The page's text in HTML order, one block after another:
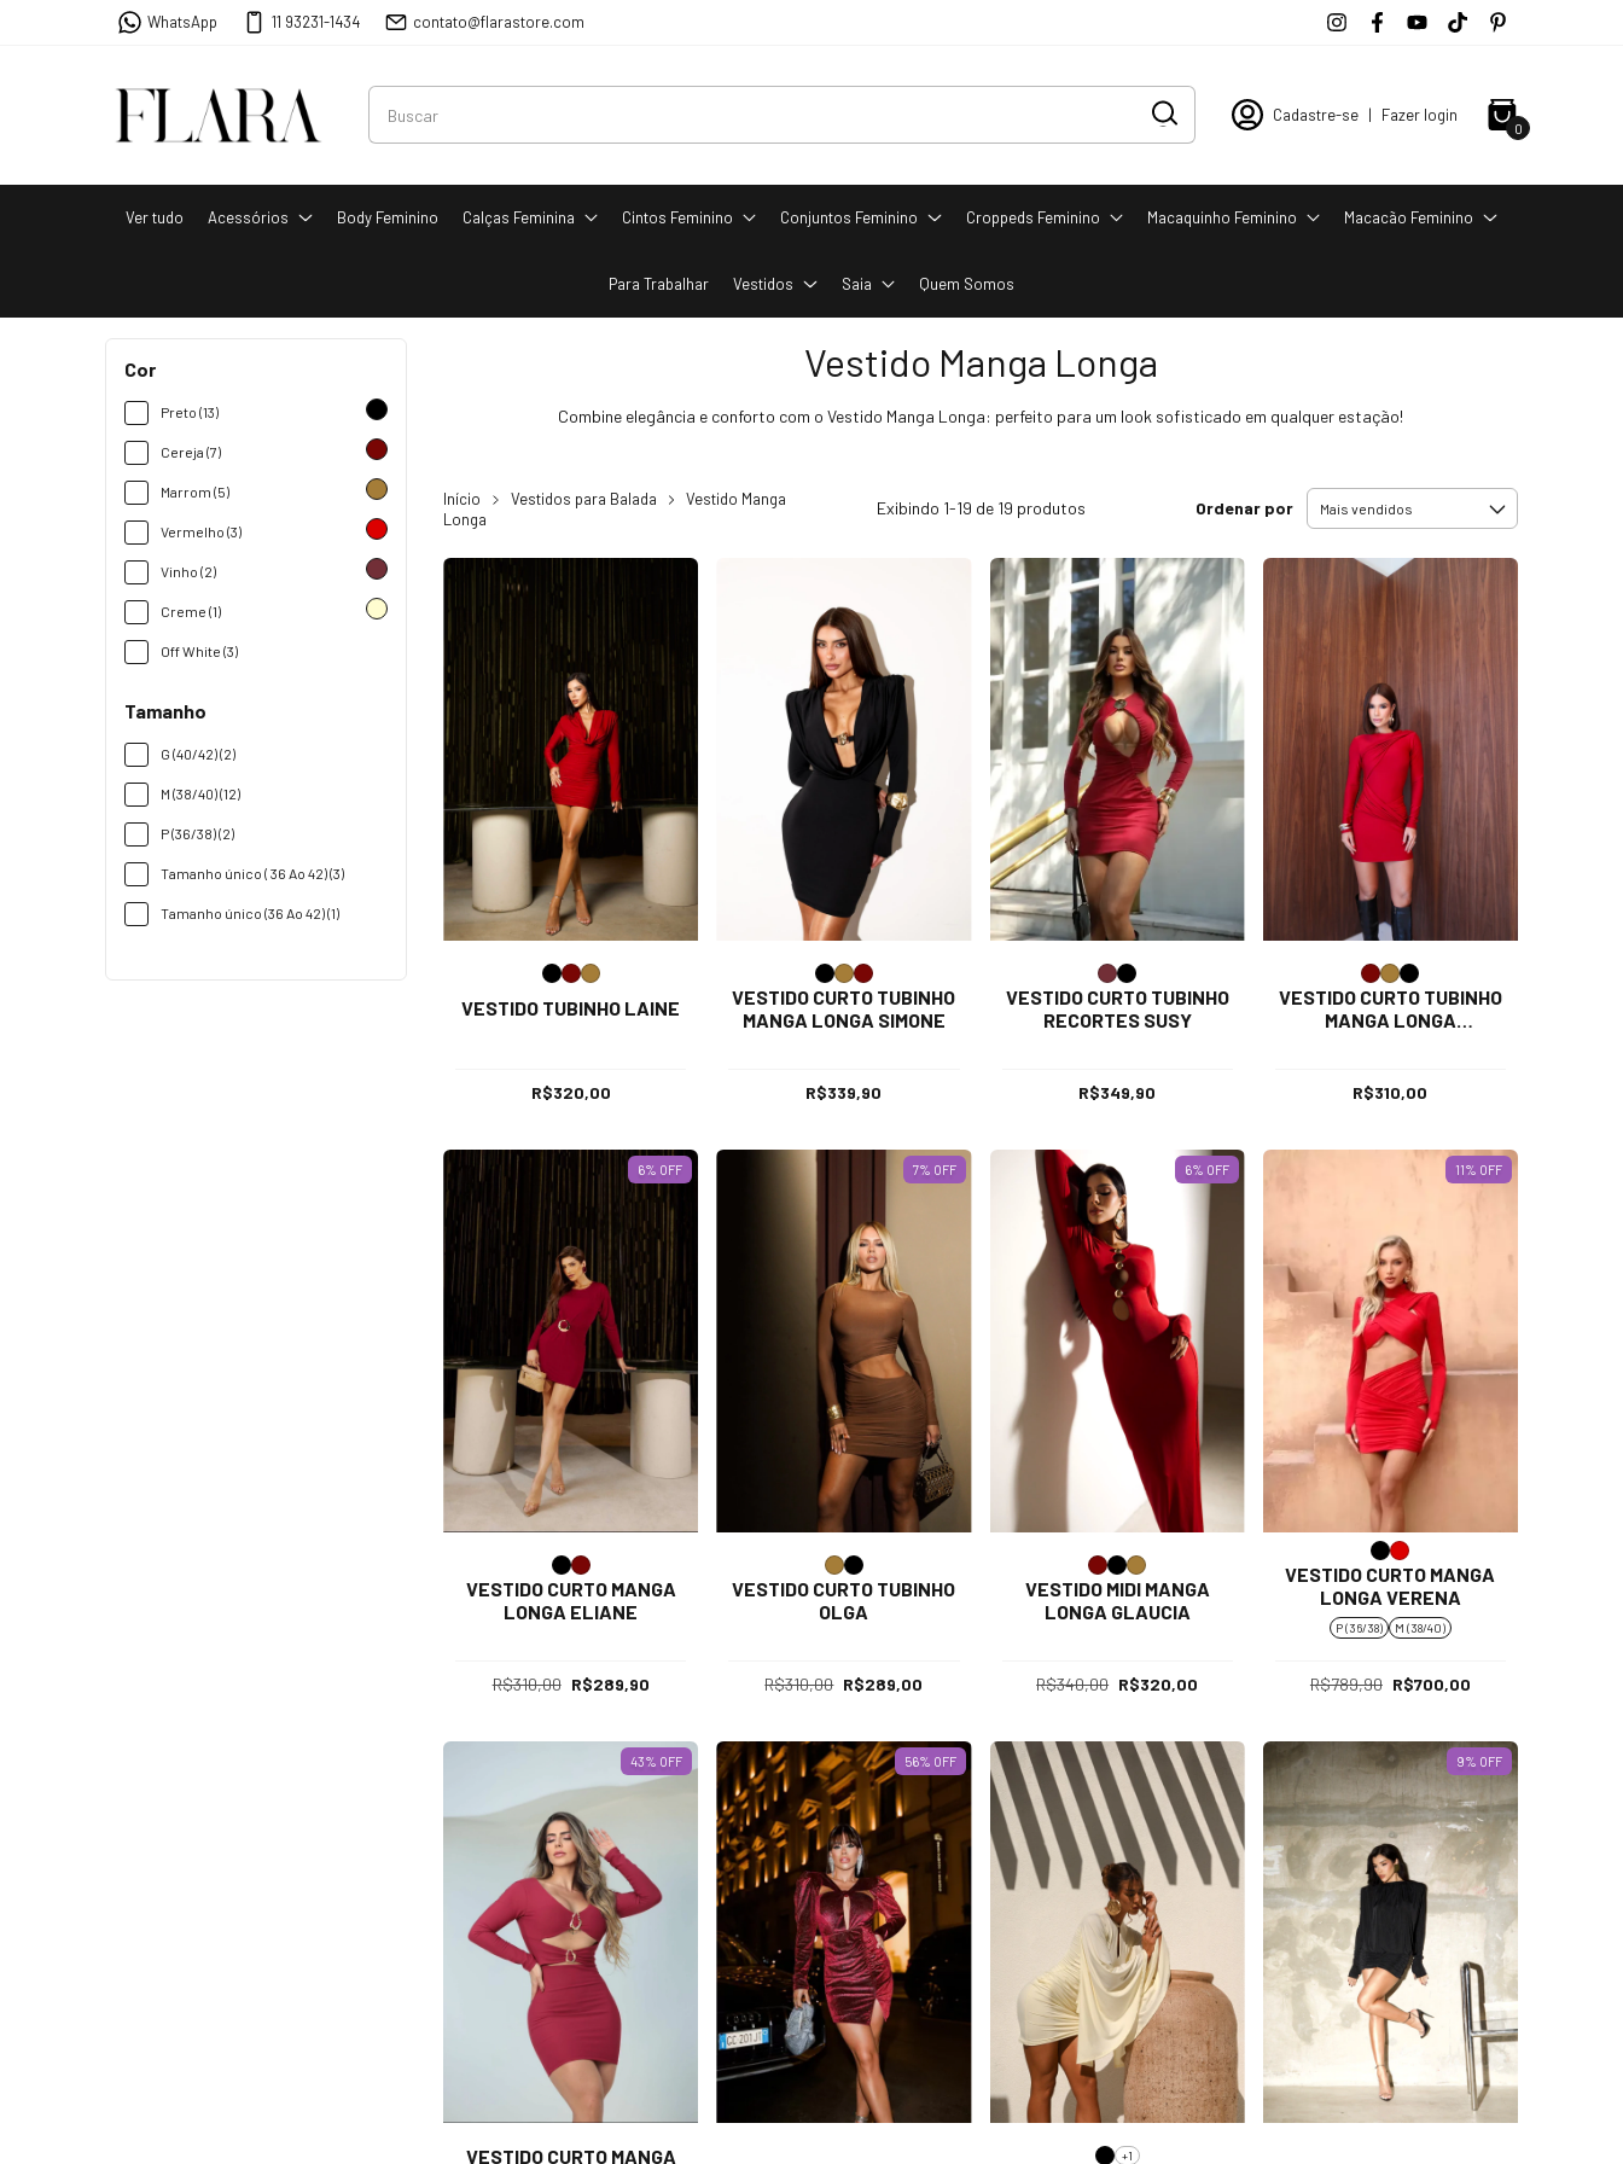
WhatsApp 11 93231-1434 contato@flarastore.com
Cadastre-se | Fazer login
0
Ver tudo Acessórios Body Feminino Calças Feminina Cintos Feminino Conjuntos Feminino Croppeds Feminino Macaquinho Feminino Macacão Feminino
Para Trabalhar Vestidos Saia Quem Somos
Cor
Preto (13)
Cereja (7)
Marrom (5)
Vermelho (3)
Vinho (2)
Creme (1)
Off White (3)
Tamanho
G (40/42) (2)
M (38/40) (12)
P (36/38) (2)
Tamanho único ( 36 Ao 42) (3)
Tamanho único (36 Ao 42) (1)
Vestido Manga Longa
Combine elegância e conforto com o Vestido Manga Longa: perfeito para um look sofisticado em qualquer estação!
Início Vestidos para Balada
Vestido Manga
Longa
Exibindo 1-19 de 19 produtos Ordenar por
VESTIDO TUBINHO LAINE
R$320,00
VESTIDO CURTO TUBINHO
MANGA LONGA SIMONE
R$339,90
VESTIDO CURTO TUBINHO
RECORTES SUSY
R$349,90
VESTIDO CURTO TUBINHO
MANGA LONGA
R$310,00
6% OFF
VESTIDO CURTO MANGA
LONGA ELIANE
R$310,00 R$289,90
7% OFF
VESTIDO CURTO TUBINHO
OLGA
R$310,00 R$289,00
6% OFF
VESTIDO MIDI MANGA
LONGA GLAUCIA
R$340,00 R$320,00
11% OFF
VESTIDO CURTO MANGA
LONGA VERENA
P (36/38) M (38/40)
R$789,90 R$700,00
43% OFF
VESTIDO CURTO MANGA
56% OFF
+1
9% OFF